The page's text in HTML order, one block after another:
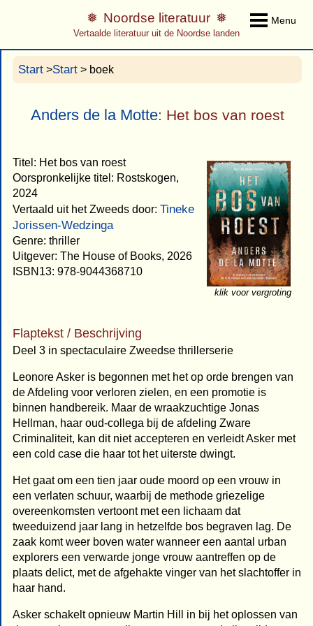
Menu
Noordse literatuur
Vertaalde literatuur uit de Noordse landen
Start >Start > boek
Anders de la Motte: Het bos van roest
klik voor vergroting
Titel: Het bos van roest
Oorspronkelijke titel: Rostskogen,
2024
Vertaald uit het Zweeds door: Tineke
Jorissen-Wedzinga
Genre: thriller
Uitgever: The House of Books, 2026
ISBN13: 978-9044368710
Flaptekst / Beschrijving
Deel 3 in spectaculaire Zweedse thrillerserie
Leonore Asker is begonnen met het op orde brengen van
de Afdeling voor verloren zielen, en een promotie is
binnen handbereik. Maar de wraakzuchtige Jonas
Hellman, haar oud-collega bij de afdeling Zware
Criminaliteit, kan dit niet accepteren en verleidt Asker met
een cold case die haar tot het uiterste dwingt.
Het gaat om een tien jaar oude moord op een vrouw in
een verlaten schuur, waarbij de methode griezelige
overeenkomsten vertoont met een lichaam dat
tweeduizend jaar lang in hetzelfde bos begraven lag. De
zaak komt weer boven water wanneer een aantal urban
explorers een verwarde jonge vrouw aantreffen op de
plaats delict, met de afgehakte vinger van het slachtoffer in
haar hand.
Asker schakelt opnieuw Martin Hill in bij het oplossen van